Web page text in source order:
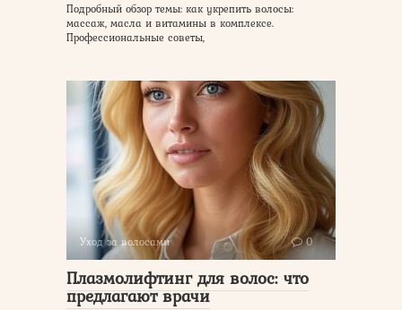
Подробный обзор темы: как укрепить волосы:
массаж, масла и витамины в комплексе.
Профессиональные советы,
Уход за волосами 0
Плазмолифтинг для волос: что
предлагают врачи